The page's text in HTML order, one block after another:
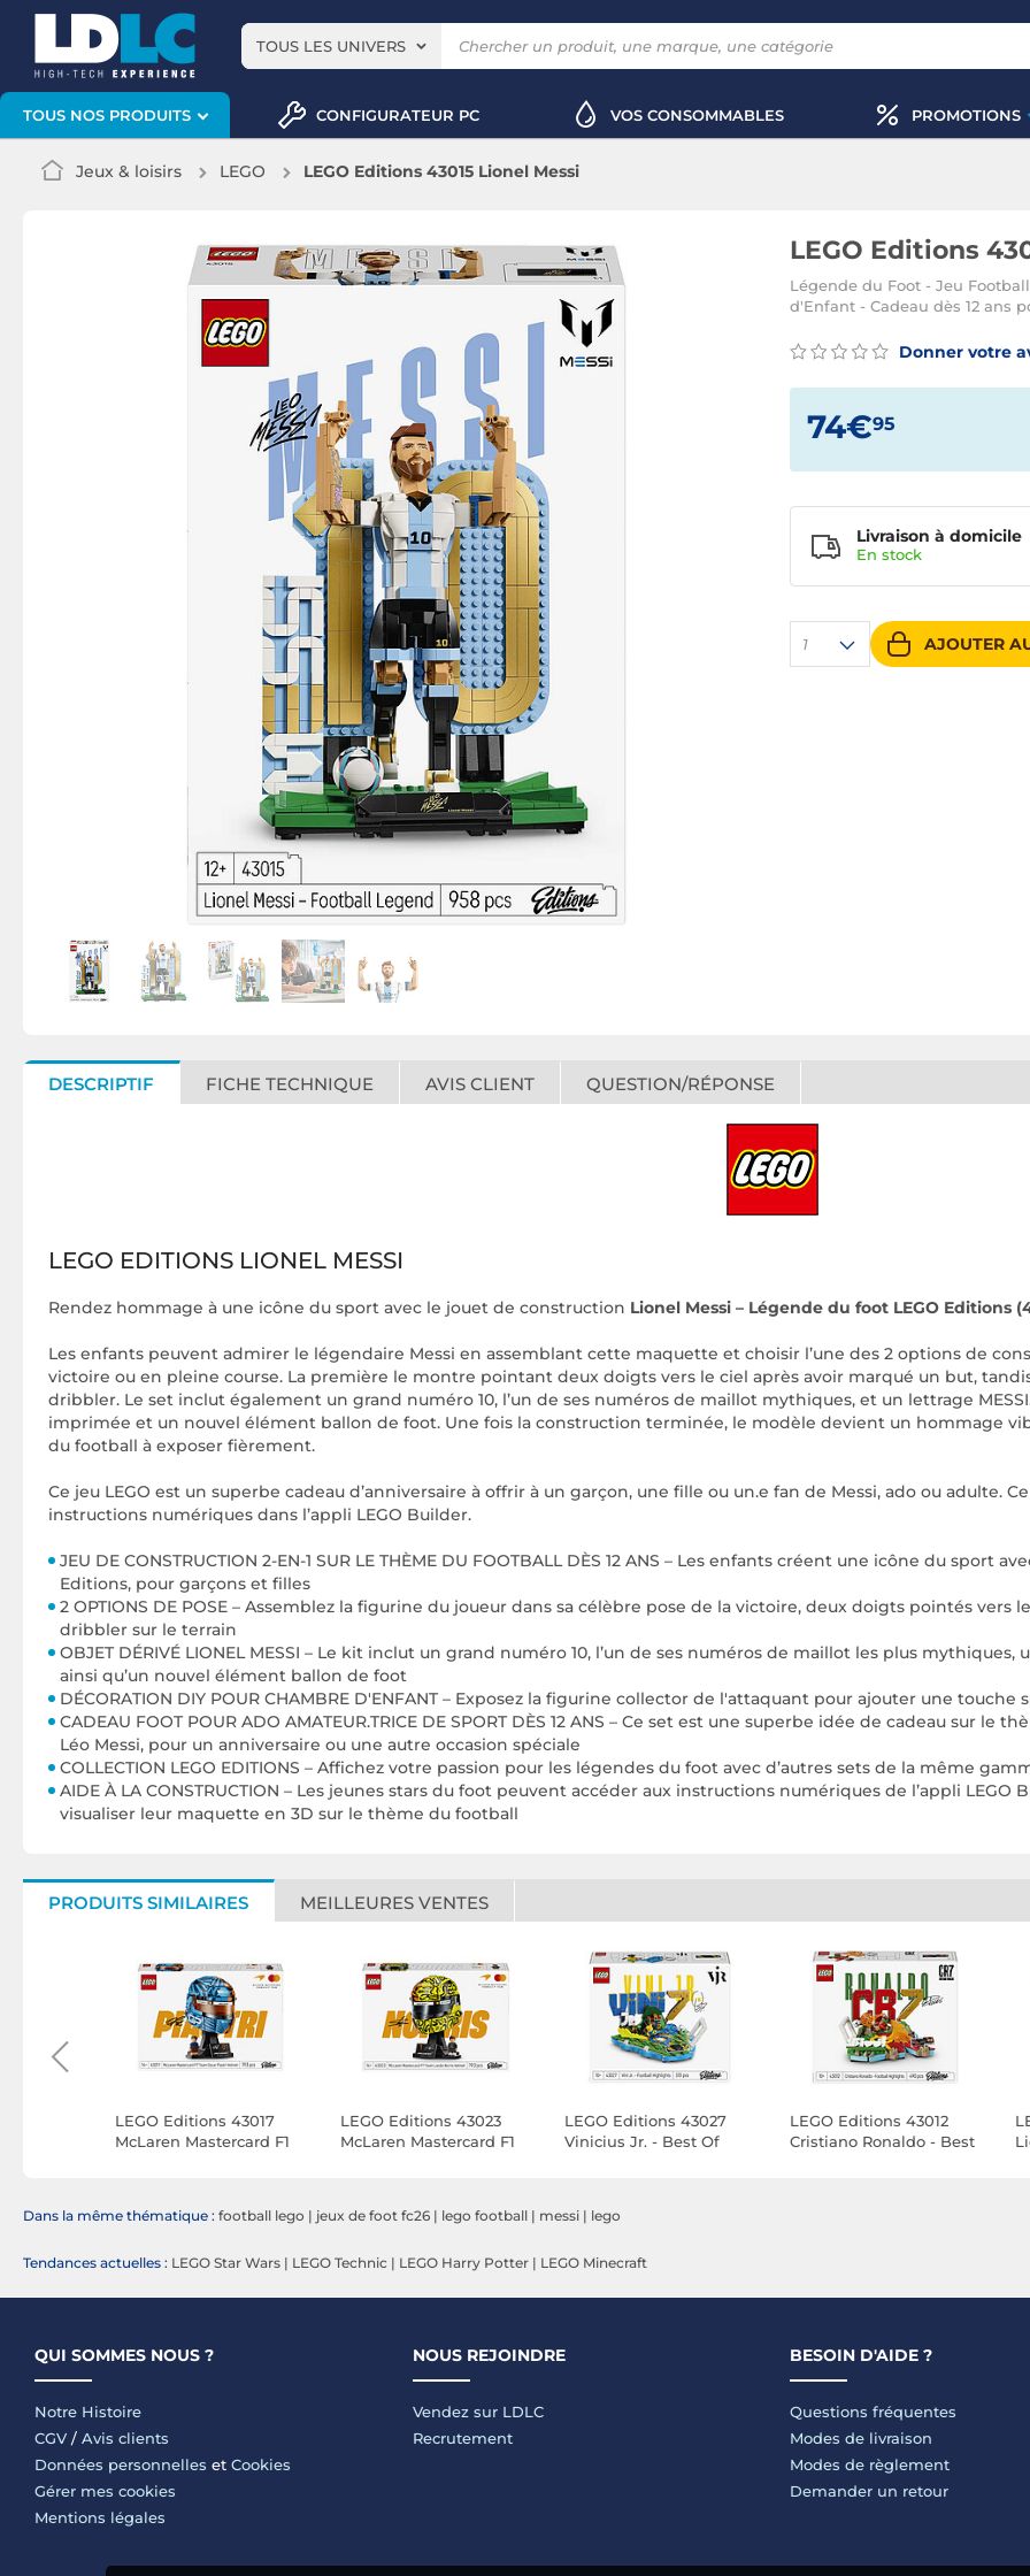
TOUS LES UNIVERS
TOUS NOS PRODUITS CONFIGURATEUR PC VOS CONSOMMABLES PROMOTIONS
Jeux & loisirs LEGO LEGO Editions 43015 Lionel Messi
LEGO Editions
Légende du Foot - Jeu
d'Enfant - Cadeau dès 12 ans
Donner votre
74€95
1 AJOUTER
Livraison à domicile
En stock
DESCRIPTIF FICHE TECHNIQUE AVIS CLIENT QUESTION/RÉPONSE
LEGO EDITIONS LIONEL MESSI
Rendez hommage à une icône du sport avec le jouet de construction Lionel Messi – Légende du foot LEGO Editions
Les enfants peuvent admirer le légendaire Messi en assemblant cette maquette et choisir l’une des 2 options de
victoire ou en pleine course. La première le montre pointant deux doigts vers le ciel après avoir marqué un but,
dribbler. Le set inclut également un grand numéro 10, l’un de ses numéros de maillot mythiques, et un lettrage
imprimée et un nouvel élément ballon de foot. Une fois la construction terminée, le modèle devient un hommage
du football à exposer fièrement.
Ce jeu LEGO est un superbe cadeau d’anniversaire à offrir à un garçon, une fille ou un.e fan de Messi, ado ou adulte.
instructions numériques dans l’appli LEGO Builder.
JEU DE CONSTRUCTION 2-EN-1 SUR LE THÈME DU FOOTBALL DÈS 12 ANS – Les enfants créent une icône du sport
Editions, pour garçons et filles
2 OPTIONS DE POSE – Assemblez la figurine du joueur dans sa célèbre pose de la victoire, deux doigts pointés
dribbler sur le terrain
OBJET DÉRIVÉ LIONEL MESSI – Le kit inclut un grand numéro 10, l’un de ses numéros de maillot les plus
ainsi qu’un nouvel élément ballon de foot
DÉCORATION DIY POUR CHAMBRE D'ENFANT – Exposez la figurine collector de l'attaquant pour ajouter une
CADEAU FOOT POUR ADO AMATEUR.TRICE DE SPORT DÈS 12 ANS – Ce set est une superbe idée de cadeau sur
Léo Messi, pour un anniversaire ou une autre occasion spéciale
COLLECTION LEGO EDITIONS – Affichez votre passion pour les légendes du foot avec d’autres sets de la même
AIDE À LA CONSTRUCTION – Les jeunes stars du foot peuvent accéder aux instructions numériques de l’appli
visualiser leur maquette en 3D sur le thème du football
PRODUITS SIMILAIRES MEILLEURES VENTES
LEGO Editions 43017
McLaren Mastercard F1
LEGO Editions 43023
McLaren Mastercard F1
LEGO Editions 43027
Vinicius Jr. - Best Of
LEGO Editions 43012
Cristiano Ronaldo - Best
Dans la même thématique : football lego | jeux de foot fc26 | lego football | messi | lego
Tendances actuelles : LEGO Star Wars | LEGO Technic | LEGO Harry Potter | LEGO Minecraft
QUI SOMMES NOUS ?
Notre Histoire
CGV / Avis clients
Données personnelles et Cookies
Gérer mes cookies
Mentions légales
NOUS REJOINDRE
Vendez sur LDLC
Recrutement
BESOIN D'AIDE ?
Questions fréquentes
Modes de livraison
Modes de règlement
Demander un retour